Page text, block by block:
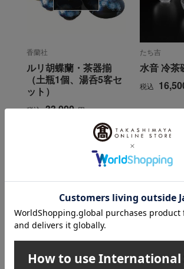
香蘭社
ルリ胡蝶蘭・茶器揃
（土瓶1個、湯呑5客セ
ット）
税込 33,000 円
たち吉
水音 冷茶
税込
INFORMATION
大切なお知らせ
お届け遅延のお知らせ
『お届け先のご住所』ご確認のお願い